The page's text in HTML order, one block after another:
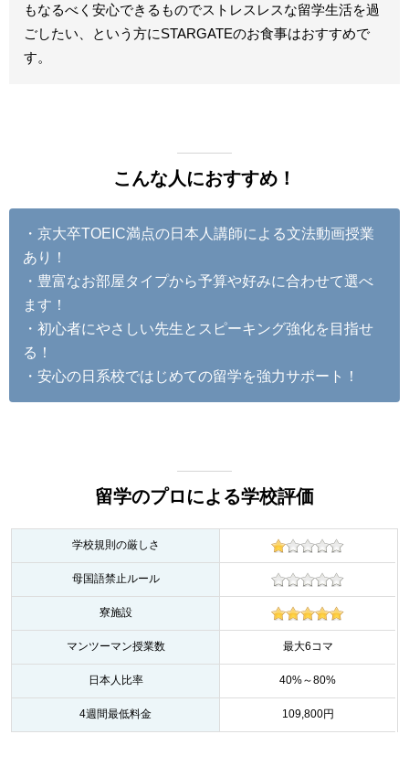
もなるべく安心できるものでストレスレスな留学生活を過
ごしたい、という方にSTARGATEのお食事はおすすめで
す。
こんな人におすすめ！
・京大卒TOEIC満点の日本人講師による文法動画授業
あり！
・豊富なお部屋タイプから予算や好みに合わせて選べ
ます！
・初心者にやさしい先生とスピーキング強化を目指せ
る！
・安心の日系校ではじめての留学を強力サポート！
留学のプロによる学校評価
学校規則の厳しさ
母国語禁止ルール
寮施設
マンツーマン授業数 最大6コマ
日本人比率 40%～80%
4週間最低料金 109,800円